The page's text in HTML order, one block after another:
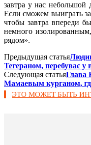
завтра у нас небольшой
Если сможем выиграть
чтобы завтра впереди
немного
рядом».
Предыдущая статья
Тегераном, перебуває у
Следующая статьяГлава
Мамаевым курганом,
ЭТО МОЖЕТ БЫТЬ